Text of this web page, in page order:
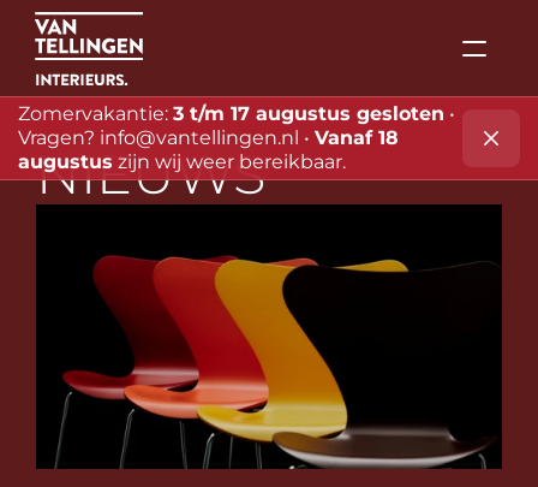
Zomervakantie: 3 t/m 17 augustus gesloten •
Vragen? info@vantellingen.nl • Vanaf 18
augustus zijn wij weer bereikbaar.
NIEUWS